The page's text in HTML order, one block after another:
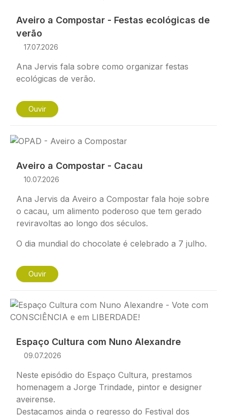
Aveiro a Compostar - Festas ecológicas de
verão
17.07.2026
Ana Jervis fala sobre como organizar festas
ecológicas de verão.
Ouvir
Imagem
Aveiro a Compostar - Cacau
10.07.2026
Ana Jervis da Aveiro a Compostar fala hoje sobre
o cacau, um alimento poderoso que tem gerado
reviravoltas ao longo dos séculos.
O dia mundial do chocolate é celebrado a 7 julho.
Ouvir
Imagem
Espaço Cultura com Nuno Alexandre
09.07.2026
Neste episódio do Espaço Cultura, prestamos
homenagem a Jorge Trindade, pintor e designer
aveirense.
Destacamos ainda o regresso do Festival dos